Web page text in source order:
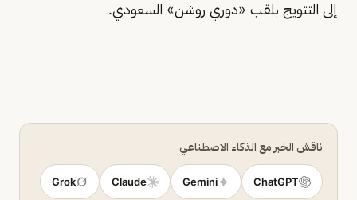
إلى التتويج بلقب «دوري روشن» السعودي.
ناقش الخبر مع الذكاء الاصطناعي
ChatGPT
Gemini
Claude
Grok